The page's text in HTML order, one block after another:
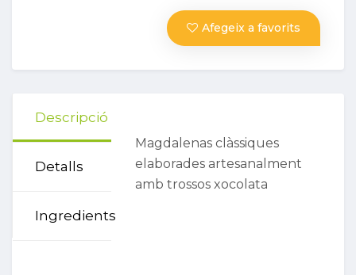
Afegeix a favorits
Descripció
Detalls
Ingredients
Magdalenas clàssiques
elaborades artesanalment
amb trossos xocolata